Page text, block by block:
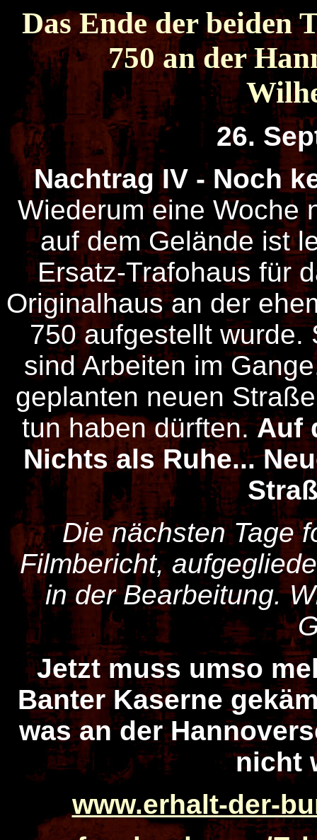
Das Ende der beiden
750 an der
26.
Nachtrag IV - Noch
Wiederum eine Woche
auf dem Gelände ist
Ersatz-Trafohaus für
Originalhaus an der
750 aufgestellt wurde.
sind Arbeiten im
geplanten neuen
tun haben dürften.Auf
Nichts als Ruhe...
Die nächsten Tage
Filmbericht,
in der Bearbeitung.
Jetzt muss umso
Banter Kaserne
was an der
nicht
www.erhalt-der-